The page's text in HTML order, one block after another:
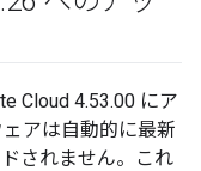
Cloud 4.53.00 にア
アは自動的に最新
されません。これ